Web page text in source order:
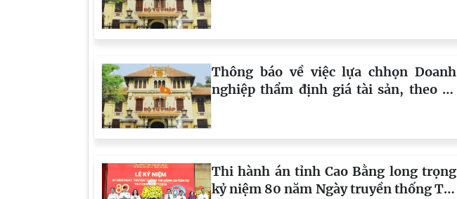
Thông báo về việc lựa chhọn Doanh
nghiệp thẩm định giá tài sản, theo số
1, tỉnh Cao Bằng
Thi hành án tỉnh Cao Bằng long trọng
kỷ niệm 80 năm Ngày truyền thống Thi